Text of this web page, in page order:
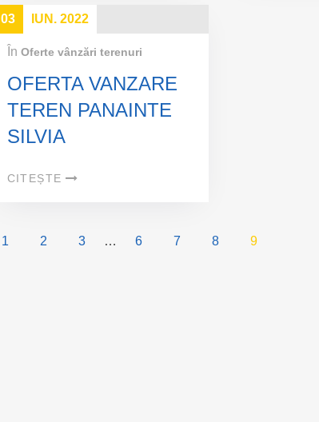
03 IUN. 2022
În Oferte vânzări terenuri
OFERTA VANZARE
TEREN PANAINTE
SILVIA
CITEȘTE
1 2 3 … 6 7 8 9